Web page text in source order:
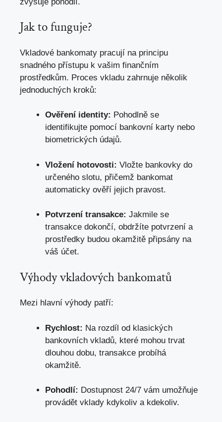
Jak to funguje?
Vkladové bankomaty pracují na principu
snadného přístupu k vašim finančním
prostředkům. Proces vkladu zahrnuje několik
jednoduchých kroků:
Ověření identity: Pohodlně se
identifikujte pomocí bankovní karty nebo
biometrických údajů.
Vložení hotovosti: Vložte bankovky do
určeného slotu, přičemž bankomat
automaticky ověří jejich pravost.
Potvrzení transakce: Jakmile se
transakce dokončí, obdržíte potvrzení a
prostředky budou okamžitě připsány na
váš účet.
Výhody vkladových bankomatů
Mezi hlavní výhody patří:
Rychlost: Na rozdíl od klasických
bankovních vkladů, které mohou trvat
dlouhou dobu, transakce probíhá
okamžitě.
Pohodlí: Dostupnost 24/7 vám umožňuje
provádět vklady kdykoliv a kdekoliv.